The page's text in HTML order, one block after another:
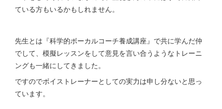
ている方もいるかもしれません。
先生とは『科学的ボーカルコーチ養成講座』で共に学んだ仲
でして、模擬レッスンをして意見を言い合うようなトレーニ
ングも一緒にしてきました。
ですのでボイストレーナーとしての実力は申し分ないと思っ
ています。